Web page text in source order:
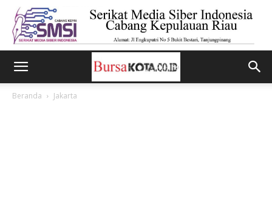
Beranda Jakarta